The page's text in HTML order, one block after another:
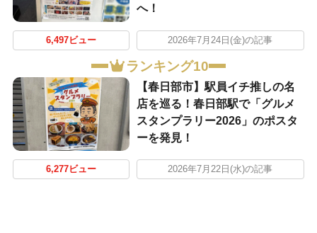
へ！
6,497ビュー 2026年7月24日(金)の記事
ランキング10
【春日部市】駅員イチ推しの名
店を巡る！春日部駅で「グルメ
スタンプラリー2026」のポスタ
ーを発見！
6,277ビュー 2026年7月22日(水)の記事